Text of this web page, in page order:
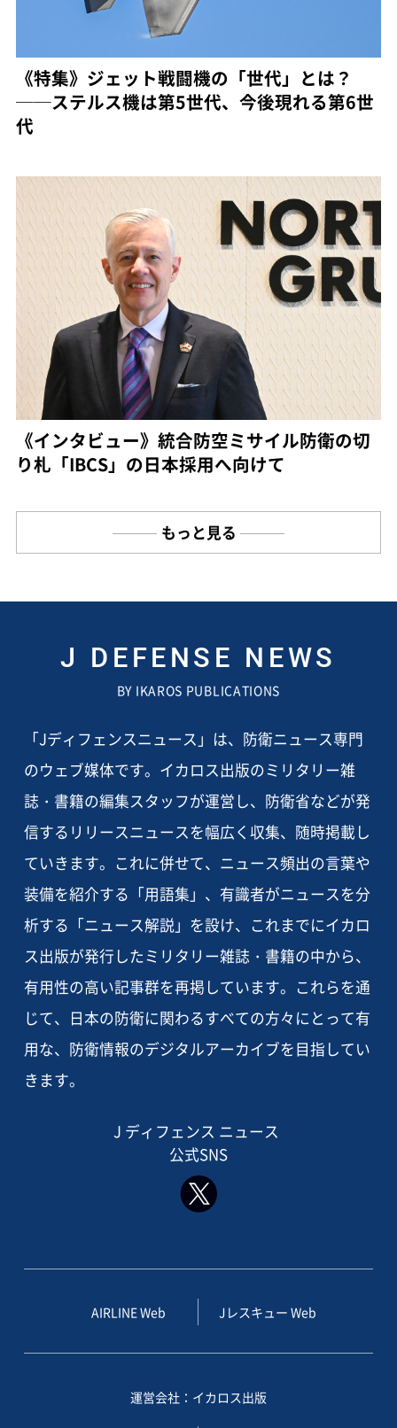
《特集》ジェット戦闘機の「世代」とは？
──ステルス機は第5世代、今後現れる第6世
代
《インタビュー》統合防空ミサイル防衛の切
り札「IBCS」の日本採用へ向けて
もっと見る
J DEFENSE NEWS
BY IKAROS PUBLICATIONS
「Jディフェンスニュース」は、防衛ニュース専門
のウェブ媒体です。イカロス出版のミリタリー雑
誌・書籍の編集スタッフが運営し、防衛省などが発
信するリリースニュースを幅広く収集、随時掲載し
ていきます。これに併せて、ニュース頻出の言葉や
装備を紹介する「用語集」、有識者がニュースを分
析する「ニュース解説」を設け、これまでにイカロ
ス出版が発行したミリタリー雑誌・書籍の中から、
有用性の高い記事群を再掲しています。これらを通
じて、日本の防衛に関わるすべての方々にとって有
用な、防衛情報のデジタルアーカイブを目指してい
きます。
J ディフェンス ニュース
公式SNS
AIRLINE Web Jレスキュー Web
運営会社：イカロス出版